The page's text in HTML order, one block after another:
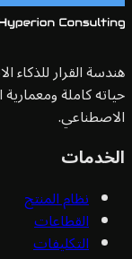
القرار للذكاء
كاملة ومعمارية
نظام المنتج
القطاعات
التكليفات